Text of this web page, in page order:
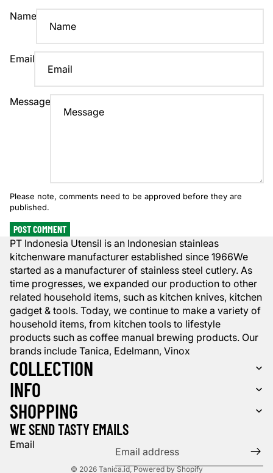
Name
Email
Message
Please note, comments need to be approved before they are
published.
POST COMMENT
PT Indonesia Utensil is an Indonesian stainleas
kitchenware manufacturer established since 1966We
started as a manufacturer of stainless steel cutlery. As
time progresses, we expanded our production to other
related household items, such as kitchen knives, kitchen
gadget & tools. Today, we continue to make a variety of
household items, from kitchen tools to lifestyle
products such as coffee manual brewing products. Our
brands include Tanica, Edelmann, Vinox
COLLECTION
INFO
SHOPPING
WE SEND TASTY EMAILS
Email
© 2026 Tanica.id,Powered by Shopify